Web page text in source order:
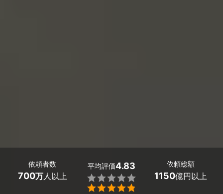
依頼者数
700万人以上
平均評価4.83


依頼総額
1150億円以上